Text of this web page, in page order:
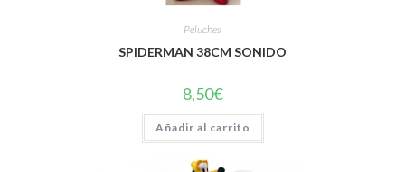
Peluches
SPIDERMAN 38CM SONIDO
8,50€
Añadir al carrito